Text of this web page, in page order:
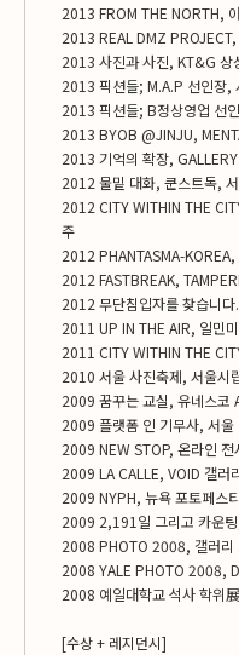
2013 FROM THE NORTH,
2013 REAL DMZ
2013 사진과 사진, KT&G 상
2013 픽션들; M.A.P 선인장,
2013 픽션들; B정상영업 선
2013 BYOB @JINJU,
2013 기억의 확장,
2012 물밑 대화, 쿤스트독,
2012 CITY WITHIN THE
주
2012 PHANTASMA-
2012 FASTBREAK,
2012 무단침입자를 찾습니
2011 UP IN THE AIR, 일민
2011 CITY WITHIN THE
2010 서울 사진축제, 서울시
2009 꿈꾸는 교실, 유네스코
2009 플랫폼 인 기무사, 서울
2009 NEW STOP, 온라인 전
2009 LA CALLE, VOID 갤러
2009 NYPH, 뉴욕 포토페스
2009 2,191일 그리고 카운
2008 PHOTO 2008, 갤러리
2008 YALE PHOTO 2008,
2008 예일대학교 석사 학위
[수상 + 레지던시]